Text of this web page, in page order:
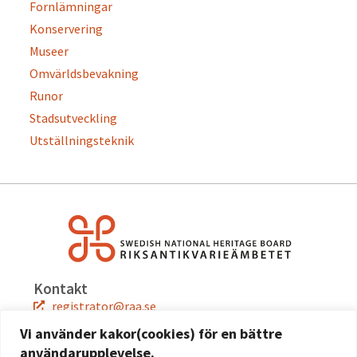
Vi använder kakor(cookies) för en bättre
användarupplevelse.
Fornlämningar
Konservering
Museer
Omvärldsbevakning
Runor
Stadsutveckling
Utställningsteknik
Kontakt
registrator@raa.se